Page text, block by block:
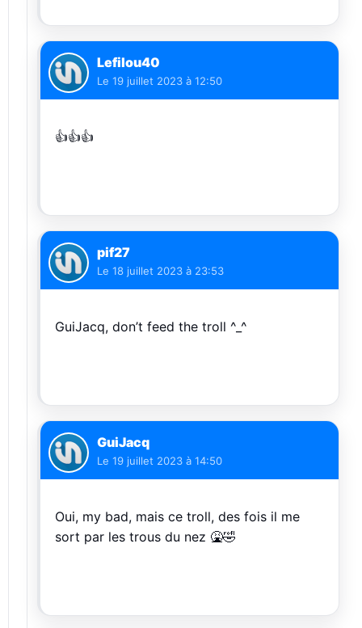
Lefilou40
Le 19 juillet 2023 à 12:50
👍👍👍
pif27
Le 18 juillet 2023 à 23:53
GuiJacq, don’t feed the troll ^_^
GuiJacq
Le 19 juillet 2023 à 14:50
Oui, my bad, mais ce troll, des fois il me
sort par les trous du nez 🤮🤣